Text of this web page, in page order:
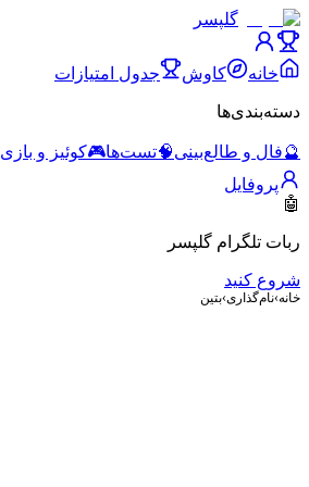
گلپسر
خانه کاوش جدول امتیازات
دسته‌بندی‌ها
🔮فال و طالع‌بینی🧠تست‌ها🎮کوئیز و بازی
پروفایل
🤖
ربات تلگرام گلپسر
شروع کنید
خانه›نام‌گذاری›بتین